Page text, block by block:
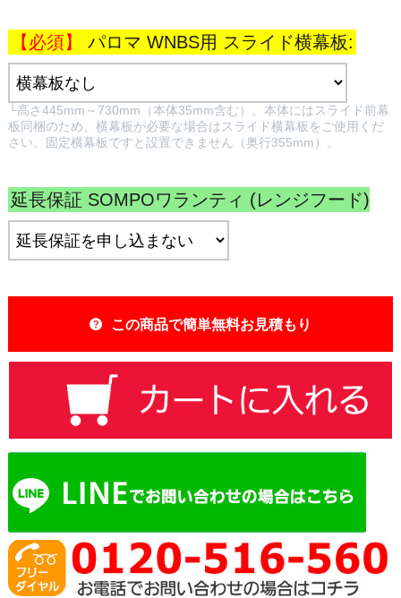
パロマ WNBS用 スライド横幕板:
└高さ445mm～730mm（本体35mm含む）。本体にはスライド前幕
板同梱のため、横幕板が必要な場合はスライド横幕板をご使用くだ
さい。固定横幕板ですと設置できません（奥行355mm）。
延長保証 SOMPOワランティ (レンジフード)
:
この商品で簡単無料お見積もり